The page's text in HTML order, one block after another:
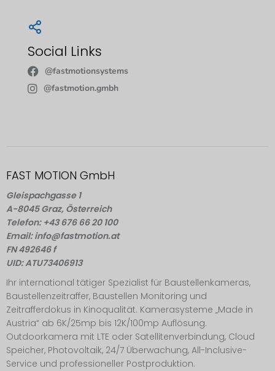
Social Links
@fastmotionsystems
@fastmotion.gmbh
FAST MOTION GmbH
Gleispachgasse 1
A-8045 Graz, Österreich
Telefon: +43 676 66 20 100
Email: info@fastmotion.at
FN 492646 f
UID: ATU73406913
Ihr international tätiger Spezialist für Baustellenkameras,
Baustellenzeitraffer, Baustellen Monitoring und
Zeitrafferdokus in Kinoqualität. Kamerasysteme „Made in
Austria“ ab 6K/25mp bis 12K/100mp Auflösung.
Outdoorkamera mit LTE oder Satellitenverbindung, Cloud
Speicher, Photovoltaik, 24/7 Überwachung, All-Inclusive-
Service und professioneller Postproduktion.